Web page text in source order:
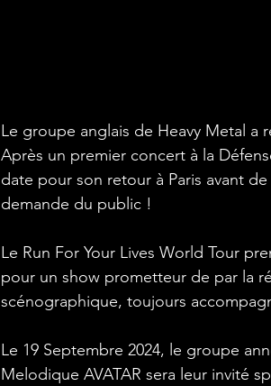
Le groupe anglais de Heavy Metal a
Après un premier concert à la
date pour son retour à Paris avant
demande du public !
Le Run For Your Lives World Tour
pour un show prometteur de par la
scénographique, toujours
Le 19 Septembre 2024, le groupe
Melodique AVATAR sera leur invité